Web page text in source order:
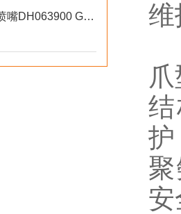
Bolondi齿轮式雾化喷嘴DH063900 GEAR强抗堵塞性能
维
护